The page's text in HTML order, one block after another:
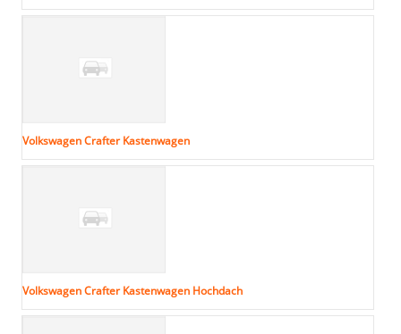
Volkswagen Crafter Kastenwagen
Volkswagen Crafter Kastenwagen Hochdach